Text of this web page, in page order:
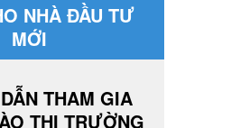
NHÀ ĐẦU TƯ
MỚI
THAM GIA
THỊ TRƯỜNG